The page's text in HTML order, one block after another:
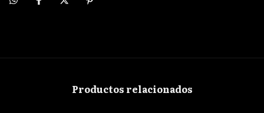
Productos relacionados